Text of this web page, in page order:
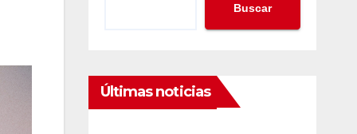
Buscar
Últimas noticias